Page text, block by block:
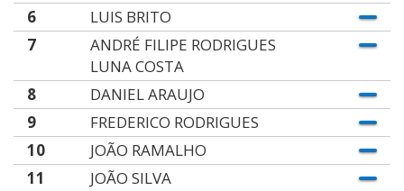
6
LUIS BRITO
7
ANDRÉ FILIPE RODRIGUES
LUNA COSTA
8
DANIEL ARAUJO
9
FREDERICO RODRIGUES
10
JOÃO RAMALHO
11
JOÃO SILVA